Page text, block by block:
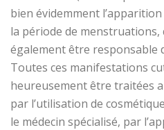
bien évidemment
la période de menstruations,
également être responsable
Toutes ces manifestations
heureusement être traitées
par l’utilisation de
le médecin spécialisé, par